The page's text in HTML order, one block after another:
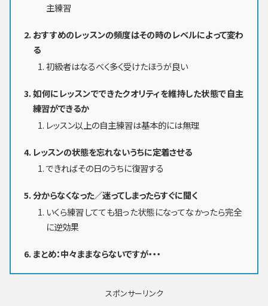
主練習
おすすめのレッスンの頻度はその時のレベルによって変わ
る
初級者はなるべく多く受けたほうが良い
如何にレッスンでできたクオリティを維持した状態で自主
練習ができるか
レッスン以上の自主練習は基本的には無理
レッスンの状態を忘れないうちに定着させる
できればその日のうちに復習する
分からなくなった／迷ってしまったらすぐに聞く
いくら練習してても狙った状態になってなかったら完全
に逆効果
まとめ：中々ままならないですが・・・
スポンサーリンク